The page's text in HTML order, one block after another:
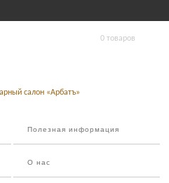
0 товаров
Полезная информация
О нас